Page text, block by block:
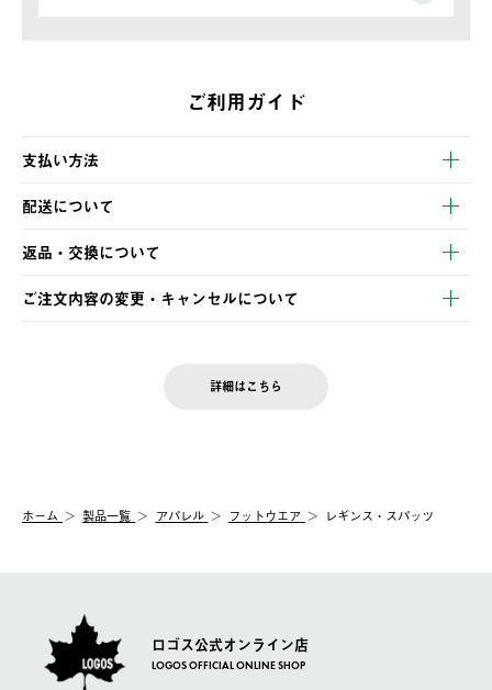
ご利用ガイド
支払い方法
以下のいずれかの方法でお支払いいただけます。
・クレジットカード決済
・コンビニ決済
・Pay-easy決済
配送について
【発送スケジュール】
ご注文・ご入金完了より2営業日以内に商品を発送いたします。
土日祝の発送はございませんので、木曜日以降のご注文は週明け
の発送となる場合がございます。
【配送業者】
佐川急便にて配送されます。
返品・交換について
※お客様都合の場合
お客様都合の返品にかかる送料は、お客様ご負担とさせていただ
む）は受け付けておりません。
一度お手元の商品を返品いただき、ご希望商品を再注文してくだ
ご注文内容の変更・キャンセルについて
LOGOS FAMILY会員の方は、会員マイページ内 購入履歴画面に
詳細はこちら
ホーム 製品一覧 アパレル フットウエア レギンス・スパッツ
ロゴス公式オンライン店
LOGOS OFFICIAL ONLINE SHOP